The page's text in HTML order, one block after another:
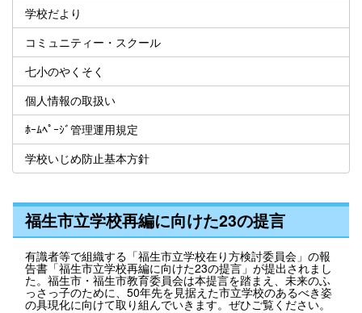
学校だより
コミュニティー・スクール
七小のやくそく
個人情報の取扱い
ﾎｰﾑﾍﾟｰｼﾞ管理運用規定
学校いじめ防止基本方針
福生市立学校再編に向けた23の提言
有識者等で組織する「福生市立学校在り方検討委員会」の報
告書「福生市立学校再編に向けた23の提言」が提出されまし
た。福生市・福生市教育委員会は本提言を踏まえ、未来のふ
っさっ子のために、50年先を見据えた市立学校のあるべき姿
の具現化に向けて取り組んでいきます。ぜひご覧ください。